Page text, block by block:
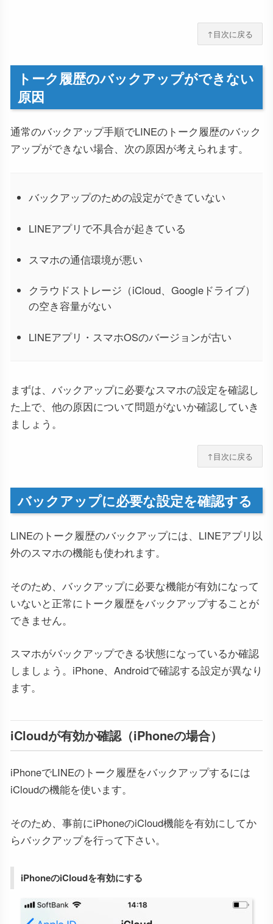
↑目次に戻る
トーク履歴のバックアップができない
原因
通常のバックアップ手順でLINEのトーク履歴のバック
アップができない場合、次の原因が考えられます。
バックアップのための設定ができていない
LINEアプリで不具合が起きている
スマホの通信環境が悪い
クラウドストレージ（iCloud、Googleドライブ）
の空き容量がない
LINEアプリ・スマホOSのバージョンが古い
まずは、バックアップに必要なスマホの設定を確認し
た上で、他の原因について問題がないか確認していき
ましょう。
↑目次に戻る
バックアップに必要な設定を確認する
LINEのトーク履歴のバックアップには、LINEアプリ以
外のスマホの機能も使われます。
そのため、バックアップに必要な機能が有効になって
いないと正常にトーク履歴をバックアップすることが
できません。
スマホがバックアップできる状態になっているか確認
しましょう。iPhone、Androidで確認する設定が異なり
ます。
iCloudが有効か確認（iPhoneの場合）
iPhoneでLINEのトーク履歴をバックアップするには
iCloudの機能を使います。
そのため、事前にiPhoneのiCloud機能を有効にしてか
らバックアップを行って下さい。
iPhoneのiCloudを有効にする